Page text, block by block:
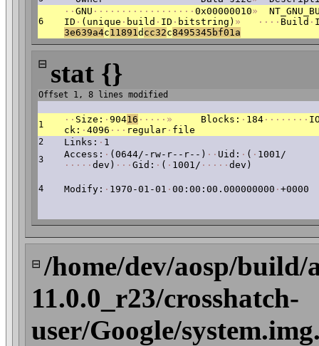
6
· · GNU · · · · · · · · · · · · · · · · · · 0x00000010»
ID · (unique · build · ID · bitstring) » · · · · Build ·
3e639a4c11891d cc32c8495345bf01a
⊟ stat {}
Offset 1, 8 lines modified
1 · · Size: · 90416 · · · · · » Blocks: · 184 · · · · · · · ·
ck: · 4096 · · · regular · file
2 Links: · 1
3 Access: · (0644/-rw-r--r--) · · Uid: · ( · 1001/
· · · · · dev) · · · Gid: · ( · 1001/ · · · · · dev)
4 Modify: · 1970-01-01 · 00:00:00.000000000 · +0000
⊟ /home/dev/aosp/
11.0.0_r23/crosshatch-
user/Google/